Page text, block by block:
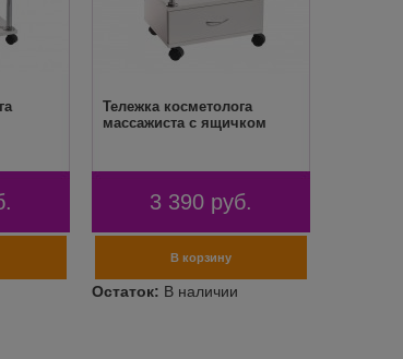
Тележка косметолога
массажиста с ящичком
3 390 руб.